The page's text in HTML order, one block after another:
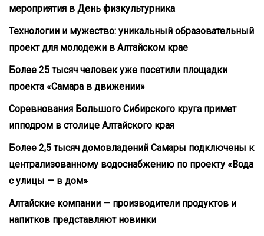
мероприятия в День физкультурника
Технологии и мужество: уникальный образовательный
проект для молодежи в Алтайском крае
Более 25 тысяч человек уже посетили площадки
проекта «Самара в движении»
Соревнования Большого Сибирского круга примет
ипподром в столице Алтайского края
Более 2,5 тысяч домовладений Самары подключены к
централизованному водоснабжению по проекту «Вода
с улицы — в дом»
Алтайские компании — производители продуктов и
напитков представляют новинки